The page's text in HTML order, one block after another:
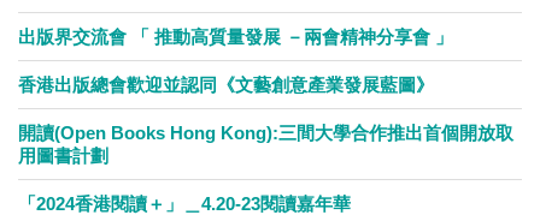
出版界交流會 「 推動高質量發展 －兩會精神分享會 」
香港出版總會歡迎並認同《文藝創意產業發展藍圖》
開讀(Open Books Hong Kong):三間大學合作推出首個開放取
用圖書計劃
「2024香港閱讀＋」＿4.20-23閱讀嘉年華